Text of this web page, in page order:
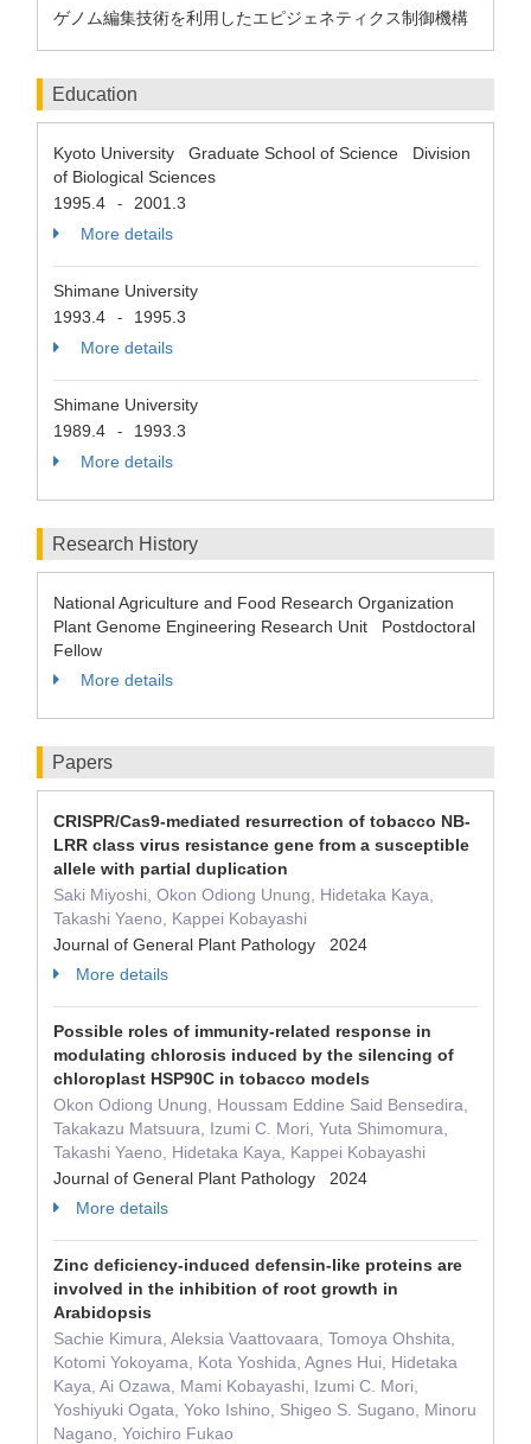
ゲノム編集技術を利用したエピジェネティクス制御機構
Education
Kyoto University Graduate School of Science Division
of Biological Sciences
1995.4
-
2001.3
More details
Shimane University
1993.4
-
1995.3
More details
Shimane University
1989.4
-
1993.3
More details
Research History
National Agriculture and Food Research Organization
Plant Genome Engineering Research Unit Postdoctoral
Fellow
More details
Papers
CRISPR/Cas9-mediated resurrection of tobacco NB-
LRR class virus resistance gene from a susceptible
allele with partial duplication
Saki Miyoshi, Okon Odiong Unung, Hidetaka Kaya,
Takashi Yaeno, Kappei Kobayashi
Journal of General Plant Pathology 2024
More details
Possible roles of immunity-related response in
modulating chlorosis induced by the silencing of
chloroplast HSP90C in tobacco models
Okon Odiong Unung, Houssam Eddine Said Bensedira,
Takakazu Matsuura, Izumi C. Mori, Yuta Shimomura,
Takashi Yaeno, Hidetaka Kaya, Kappei Kobayashi
Journal of General Plant Pathology 2024
More details
Zinc deficiency-induced defensin-like proteins are
involved in the inhibition of root growth in
Arabidopsis
Sachie Kimura, Aleksia Vaattovaara, Tomoya Ohshita,
Kotomi Yokoyama, Kota Yoshida, Agnes Hui, Hidetaka
Kaya, Ai Ozawa, Mami Kobayashi, Izumi C. Mori,
Yoshiyuki Ogata, Yoko Ishino, Shigeo S. Sugano, Minoru
Nagano, Yoichiro Fukao